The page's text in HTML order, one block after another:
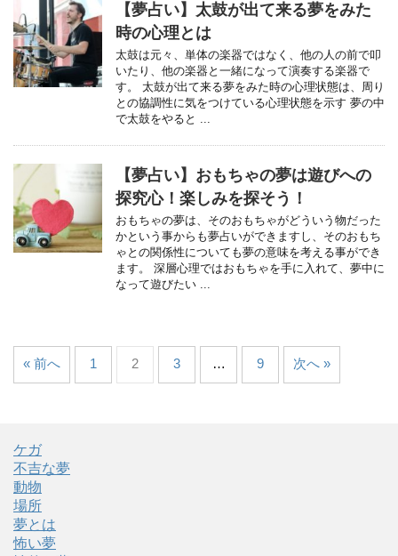
【夢占い】太鼓が出て来る夢をみた
時の心理とは
太鼓は元々、単体の楽器ではなく、他の人の前で叩
いたり、他の楽器と一緒になって演奏する楽器で
す。 太鼓が出て来る夢をみた時の心理状態は、周り
との協調性に気をつけている心理状態を示す 夢の中
で太鼓をやると ...
【夢占い】おもちゃの夢は遊びへの
探究心！楽しみを探そう！
おもちゃの夢は、そのおもちゃがどういう物だった
かという事からも夢占いができますし、そのおもち
ゃとの関係性についても夢の意味を考える事ができ
ます。 深層心理ではおもちゃを手に入れて、夢中に
なって遊びたい ...
« 前へ 1 2 3 … 9 次へ »
ケガ
不吉な夢
動物
場所
夢とは
怖い夢